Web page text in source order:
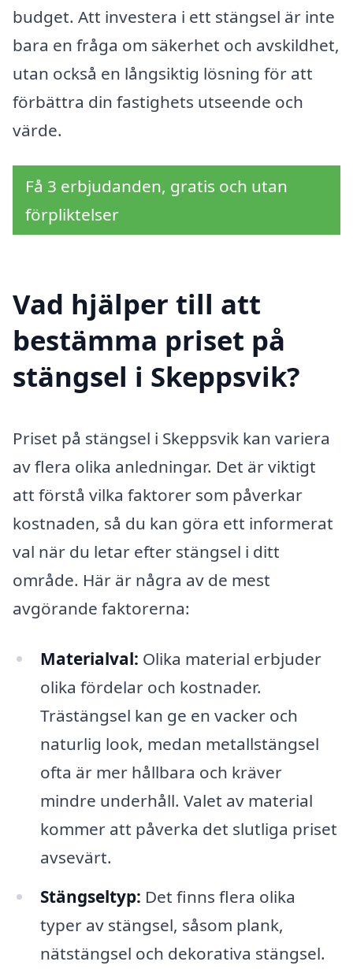
budget. Att investera i ett stängsel är inte
bara en fråga om säkerhet och avskildhet,
utan också en långsiktig lösning för att
förbättra din fastighets utseende och
värde.
Få 3 erbjudanden, gratis och utan
förpliktelser
Vad hjälper till att
bestämma priset på
stängsel i Skeppsvik?
Priset på stängsel i Skeppsvik kan variera
av flera olika anledningar. Det är viktigt
att förstå vilka faktorer som påverkar
kostnaden, så du kan göra ett informerat
val när du letar efter stängsel i ditt
område. Här är några av de mest
avgörande faktorerna:
Materialval: Olika material erbjuder
olika fördelar och kostnader.
Trästängsel kan ge en vacker och
naturlig look, medan metallstängsel
ofta är mer hållbara och kräver
mindre underhåll. Valet av material
kommer att påverka det slutliga priset
avsevärt.
Stängseltyp: Det finns flera olika
typer av stängsel, såsom plank,
nätstängsel och dekorativa stängsel.